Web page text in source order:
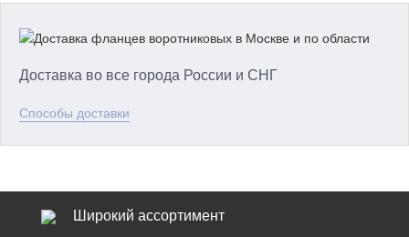
Доставка во все города России и СНГ
Способы доставки
Широкий ассортимент